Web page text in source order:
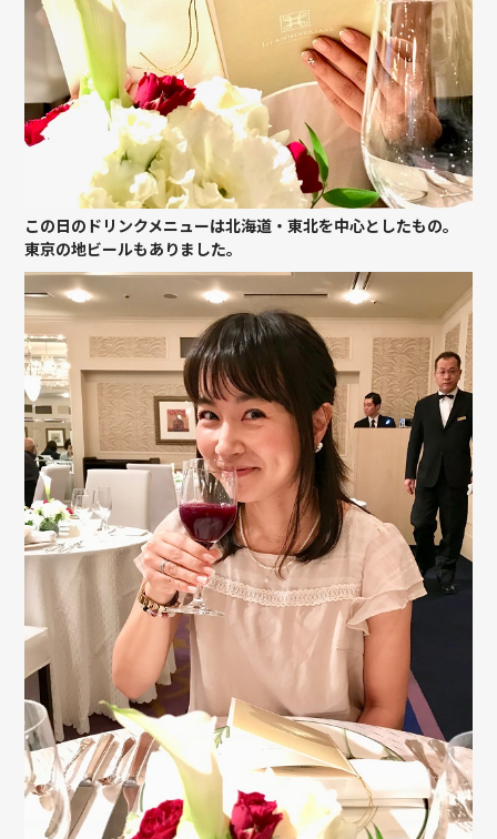
この日のドリンクメニューは北海道・東北を中心としたもの。
東京の地ビールもありました。